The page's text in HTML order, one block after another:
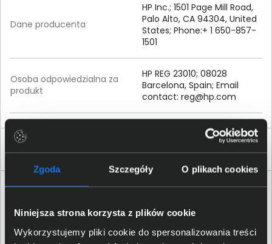
Zgoda Szczegóły O plikach cookies
Niniejsza strona korzysta z plików cookie
Wykorzystujemy pliki cookie do spersonalizowania treści
Dane producenta
HP Inc.; 1501 Page Mill Road,
Palo Alto, CA 94304, United
States; Phone:+ 1 650-857-
1501
Osoba odpowiedzialna za
produkt
HP REG 23010; 08028
Barcelona, Spain; Email
contact: reg@hp.com
Produkty podobne